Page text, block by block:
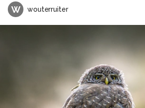
W wouterruiter